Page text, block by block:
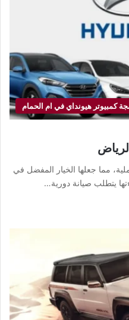
كمبيوتر هيونداي في ام الحمام
مما جعلها الخيار المفضل في
يتطلب صيانة دورية…